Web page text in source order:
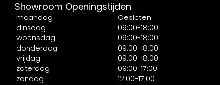
Showroom Openingstijden
maandag
Gesloten
dinsdag
09:00-18:00
woensdag
09:00-18:00
donderdag
09:00-18:00
vrijdag
09:00-18:00
zaterdag
09:00-17:00
zondag
12:00-17:00